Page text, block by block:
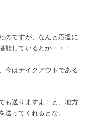
のですが、なんと応援に
能しているとか・・・
今はテイクアウトである
も送りますよ！と、地方
ってくれるとな。